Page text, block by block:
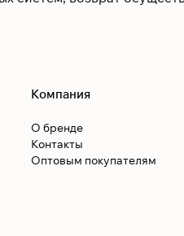
Компания
О бренде
Контакты
Оптовым покупателям